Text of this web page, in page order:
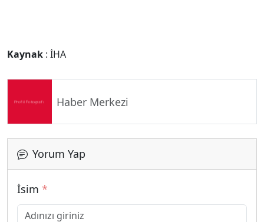
Kaynak : İHA
Haber Merkezi
Yorum Yap
İsim *